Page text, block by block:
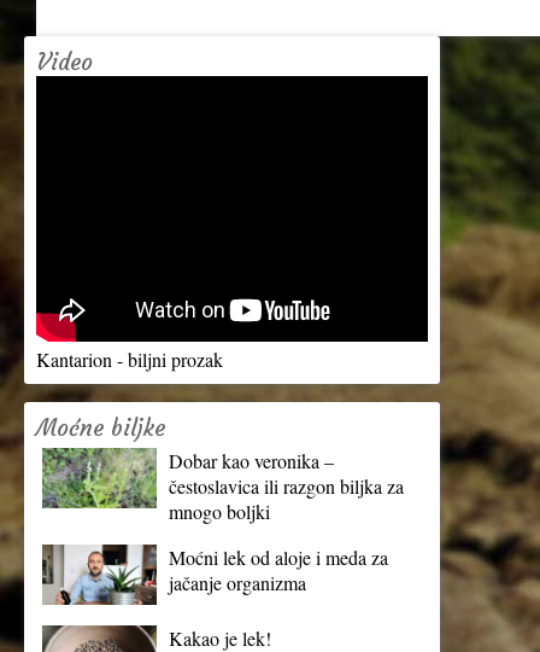
Video
Kantarion - biljni prozak
Moćne biljke
Dobar kao veronika –
čestoslavica ili razgon biljka za
mnogo boljki
Moćni lek od aloje i meda za
jačanje organizma
Kakao je lek!